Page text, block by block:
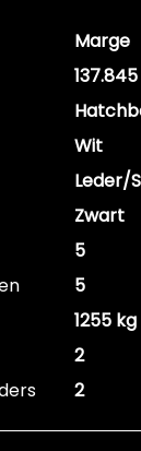
Marge
Wit
Leder/
Zwart
5
5
1255 kg
2
2